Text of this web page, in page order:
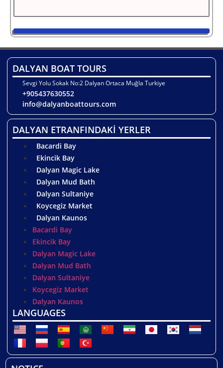
DALYAN BOAT TOURS
Sevgi Yolu Sokak No:2 Dalyan Ortaca Muğla Turkiye
+905437630552
info@dalyanboattours.com
DALYAN ETRANFINDAKİ YERLER
Bacardi Bay
Ekincik Bay
Dalyan Magic Lake
Dalyan Mud Bath
Dalyan Sultaniye
Koycegiz Market
Dalyan Kaunos
Bacardi Bay
Ekincik Bay
Dalyan Magic Lake
Dalyan Mud Bath
Dalyan Sultaniye
Koycegiz Market
Dalyan Kaunos
LANGUAGES